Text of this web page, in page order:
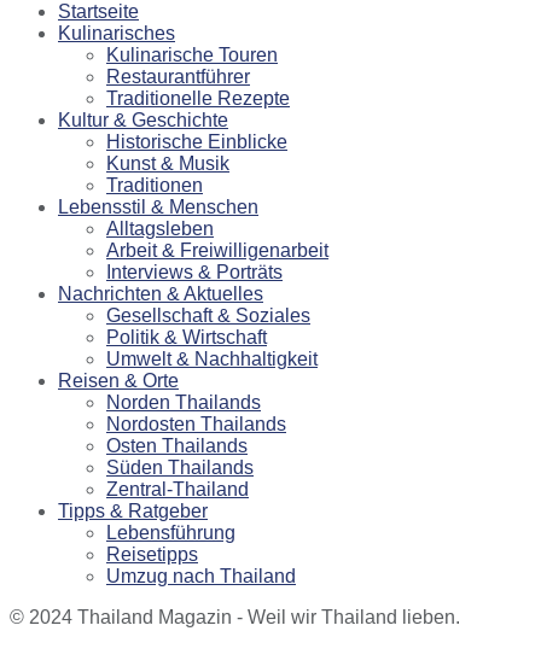
Startseite
Kulinarisches
Kulinarische Touren
Restaurantführer
Traditionelle Rezepte
Kultur & Geschichte
Historische Einblicke
Kunst & Musik
Traditionen
Lebensstil & Menschen
Alltagsleben
Arbeit & Freiwilligenarbeit
Interviews & Porträts
Nachrichten & Aktuelles
Gesellschaft & Soziales
Politik & Wirtschaft
Umwelt & Nachhaltigkeit
Reisen & Orte
Norden Thailands
Nordosten Thailands
Osten Thailands
Süden Thailands
Zentral-Thailand
Tipps & Ratgeber
Lebensführung
Reisetipps
Umzug nach Thailand
© 2024 Thailand Magazin - Weil wir Thailand lieben.